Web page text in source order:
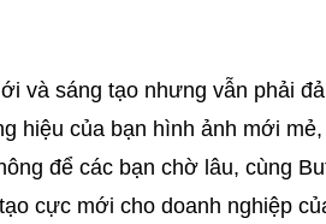
và sáng tạo nhưng vẫn phải
hiệu của bạn hình ảnh mới
để các bạn chờ lâu, cùng
cực mới cho doanh nghiệp